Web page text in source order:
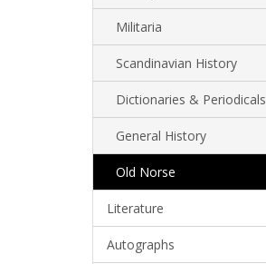
Militaria
Scandinavian History
Dictionaries & Periodicals
General History
Old Norse
Literature
Autographs